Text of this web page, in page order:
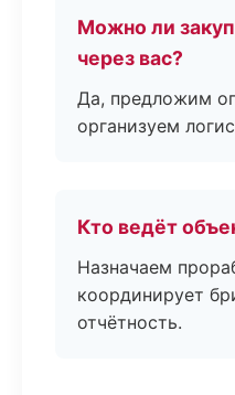
Можно ли
через вас?
Да, предложим
организуем
Кто ведёт
Назначаем
координирует
отчётность.